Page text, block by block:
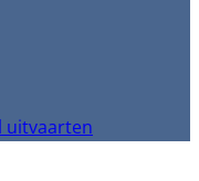
uitvaarten